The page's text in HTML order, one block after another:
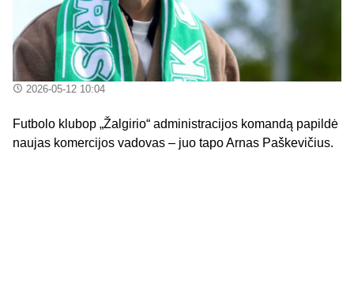
2026-05-12 10:04
Futbolo klubop „Žalgirio“ administracijos komandą papildė
naujas komercijos vadovas – juo tapo Arnas Paškevičius.